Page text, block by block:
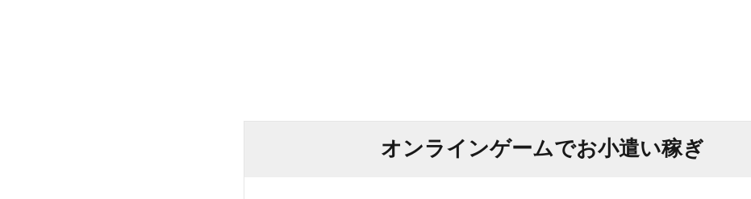
オンラインゲームでお小遣い稼ぎ